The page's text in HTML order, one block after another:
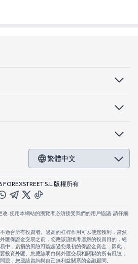
繁體中文
S.L.版權所有
. 使用本網站的瀏覽者必須接受我們的用戶協議. 請仔細
適合所有投資者。過高的杠桿作用可以使您獲利，當然
匯保證金交易之前，您應該謹慎考慮您的投資目的，經
中，虧損的風險可能超過您最初的保證金資金，因此，
投資外匯。您應該明白與外匯交易相關聯的所有風險，
題，您應該咨詢與自己無利益關系的金融顧問。